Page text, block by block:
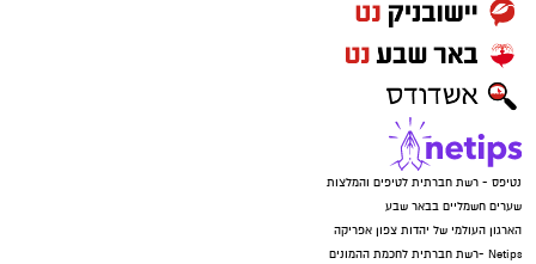
נטיפס - רשת חברתית לטיפים והמלצות
שערים חשמליים בבאר שבע
הארגון העולמי של יהדות צפון אפריקה
Netips -רשת חברתית לחכמת ההמונים